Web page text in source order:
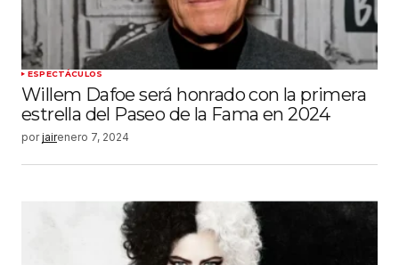
ESPECTÁCULOS
Willem Dafoe será honrado con la primera
estrella del Paseo de la Fama en 2024
por jairenero 7, 2024